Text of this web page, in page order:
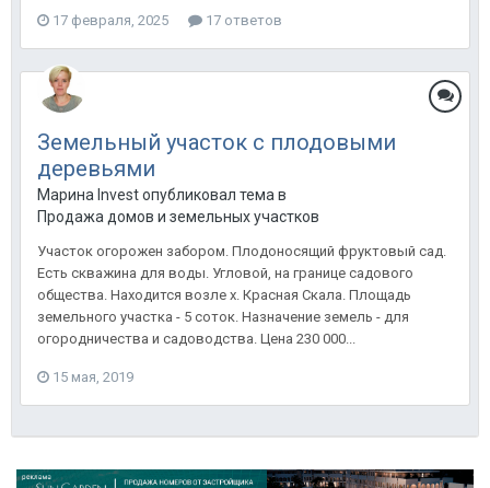
17 февраля, 2025 17 ответов
Земельный участок с плодовыми
деревьями
Марина Invest опубликовал тема в
Продажа домов и земельных участков
Участок огорожен забором. Плодоносящий фруктовый сад.
Есть скважина для воды. Угловой, на границе садового
общества. Находится возле х. Красная Скала. Площадь
земельного участка - 5 соток. Назначение земель - для
огородничества и садоводства. Цена 230 000...
15 мая, 2019